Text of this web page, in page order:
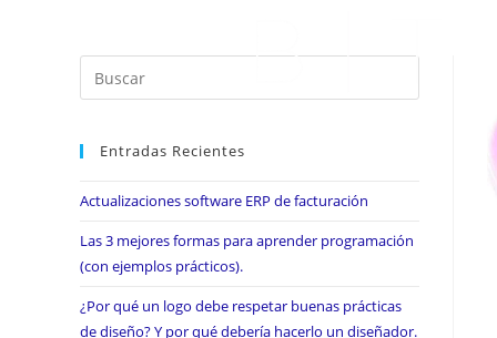
Entradas Recientes
Actualizaciones software ERP de facturación
Las 3 mejores formas para aprender programación
(con ejemplos prácticos).
¿Por qué un logo debe respetar buenas prácticas
de diseño? Y por qué debería hacerlo un diseñador.